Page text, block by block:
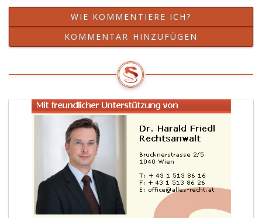
WIE KOMMENTIERE ICH?
KOMMENTAR HINZUFÜGEN